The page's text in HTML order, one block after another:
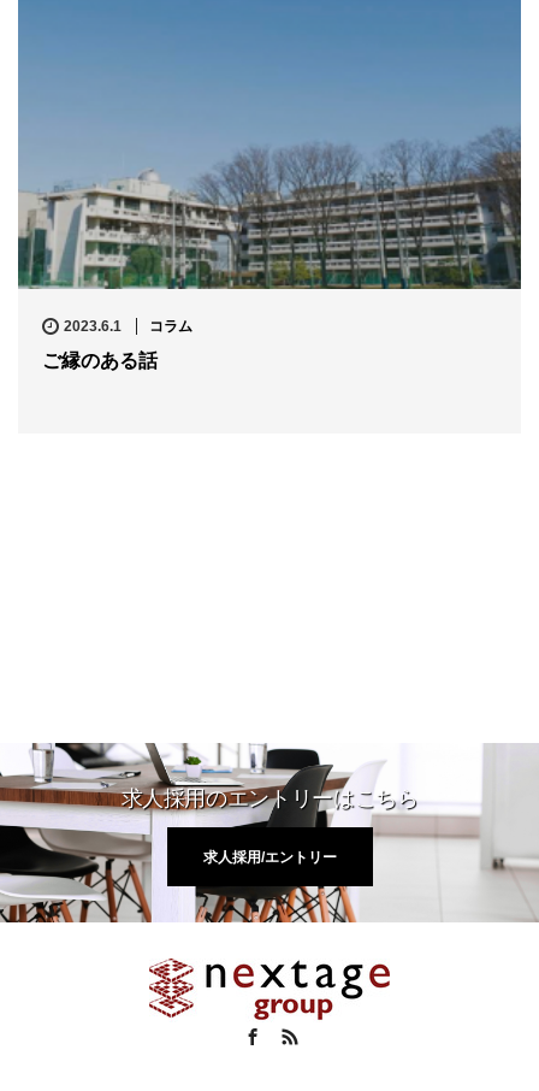
2023.6.1 コラム
ご縁のある話
求人採用のエントリーはこちら
求人採用/エントリー
Facebook